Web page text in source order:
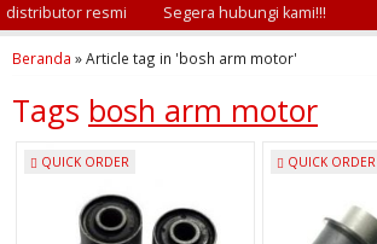
distributor resmi
Segera hubungi kami!!!
Beranda »Article tag in 'bosh arm motor'
Tags bosh arm motor
QUICK ORDER QUICK ORDER